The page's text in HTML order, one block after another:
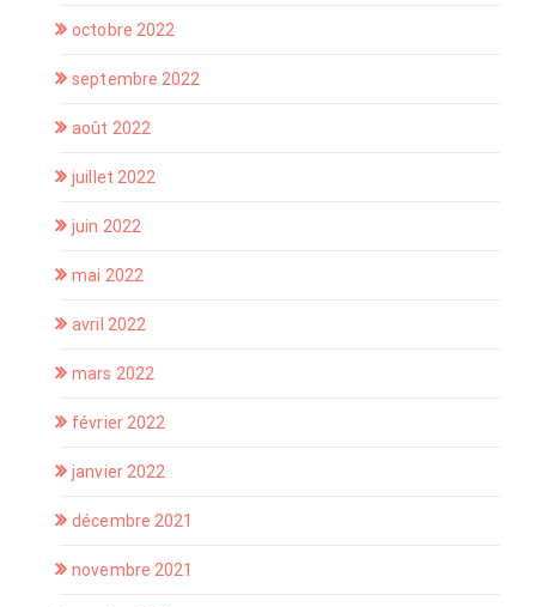
octobre 2022
septembre 2022
août 2022
juillet 2022
juin 2022
mai 2022
avril 2022
mars 2022
février 2022
janvier 2022
décembre 2021
novembre 2021